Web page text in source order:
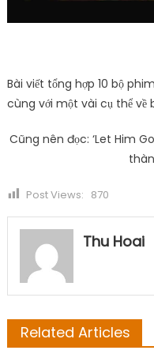
Bài viết tổng hợp 10 bộ
cùng với một vài cụ thể về
Cũng nên đọc: ‘Let Him
Post Views: 870
Thu Hoai
Related Articles